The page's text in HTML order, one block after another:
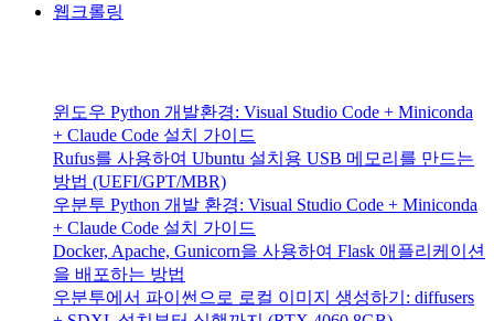
웹크롤링
윈도우 Python 개발환경: Visual Studio Code + Miniconda
+ Claude Code 설치 가이드
Rufus를 사용하여 Ubuntu 설치용 USB 메모리를 만드는
방법 (UEFI/GPT/MBR)
우분투 Python 개발 환경: Visual Studio Code + Miniconda
+ Claude Code 설치 가이드
Docker, Apache, Gunicorn을 사용하여 Flask 애플리케이션
을 배포하는 방법
우분투에서 파이썬으로 로컬 이미지 생성하기: diffusers